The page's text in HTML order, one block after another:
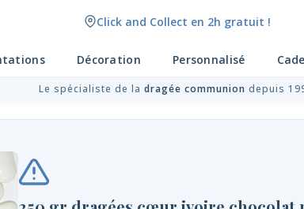
Click and Collect en 2h gratuit !
Décoration Personnalisé
Le spécialiste de la dragée communion depuis